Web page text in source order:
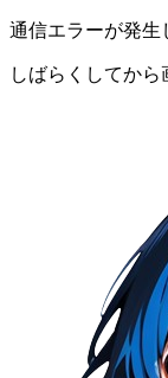
通信エラーが発生
しばらくしてから